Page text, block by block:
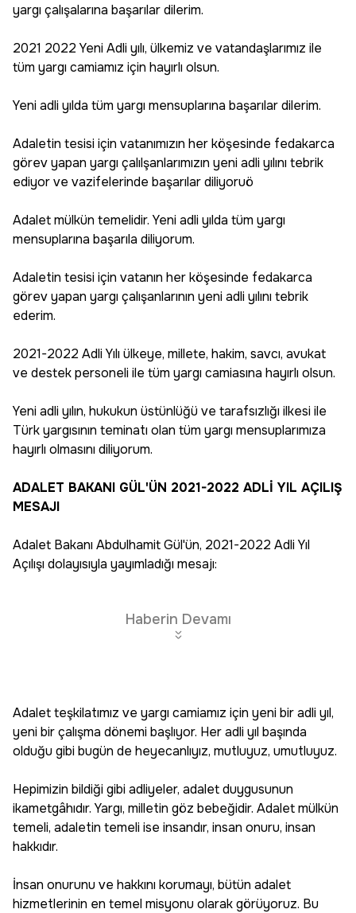
yargı çalışalarına başarılar dilerim.
2021 2022 Yeni Adli yılı, ülkemiz ve vatandaşlarımız ile
tüm yargı camiamız için hayırlı olsun.
Yeni adli yılda tüm yargı mensuplarına başarılar dilerim.
Adaletin tesisi için vatanımızın her köşesinde fedakarca
görev yapan yargı çalılşanlarımızın yeni adli yılını tebrik
ediyor ve vazifelerinde başarılar diliyoruö
Adalet mülkün temelidir. Yeni adli yılda tüm yargı
mensuplarına başarıla diliyorum.
Adaletin tesisi için vatanın her köşesinde fedakarca
görev yapan yargı çalışanlarının yeni adli yılını tebrik
ederim.
2021-2022 Adli Yılı ülkeye, millete, hakim, savcı, avukat
ve destek personeli ile tüm yargı camiasına hayırlı olsun.
Yeni adli yılın, hukukun üstünlüğü ve tarafsızlığı ilkesi ile
Türk yargısının teminatı olan tüm yargı mensuplarımıza
hayırlı olmasını diliyorum.
ADALET BAKANI GÜL'ÜN 2021-2022 ADLİ YIL AÇILIŞ
MESAJI
Adalet Bakanı Abdulhamit Gül'ün, 2021-2022 Adli Yıl
Açılışı dolayısıyla yayımladığı mesajı:
Haberin Devamı
Adalet teşkilatımız ve yargı camiamız için yeni bir adli yıl,
yeni bir çalışma dönemi başlıyor. Her adli yıl başında
olduğu gibi bugün de heyecanlıyız, mutluyuz, umutluyuz.
Hepimizin bildiği gibi adliyeler, adalet duygusunun
ikametgâhıdır. Yargı, milletin göz bebeğidir. Adalet mülkün
temeli, adaletin temeli ise insandır, insan onuru, insan
hakkıdır.
İnsan onurunu ve hakkını korumayı, bütün adalet
hizmetlerinin en temel misyonu olarak görüyoruz. Bu